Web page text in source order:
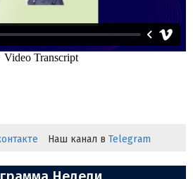
Наш канал в Telegram